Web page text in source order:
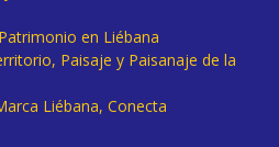
en Liébana
Paisaje y Paisanaje de la
Liébana, Conecta